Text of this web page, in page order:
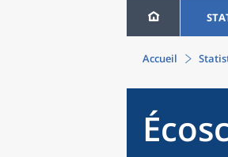
Accueil